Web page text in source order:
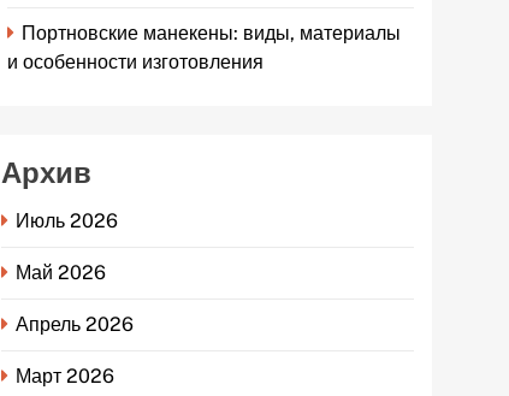
Портновские манекены: виды, материалы
и особенности изготовления
Архив
Июль 2026
Май 2026
Апрель 2026
Март 2026